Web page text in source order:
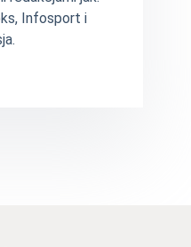
Infosport i